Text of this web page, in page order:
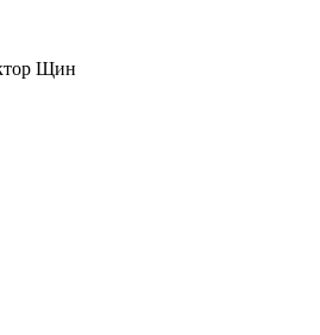
Щин